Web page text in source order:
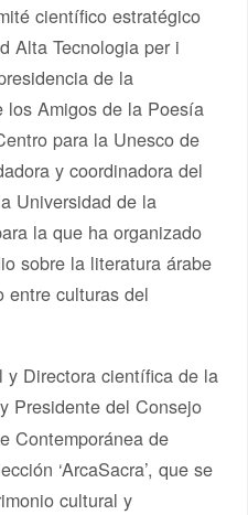
científico estratégico
Alta Tecnologia per i
de la
los Amigos de la Poesía
para la Unesco de
y coordinadora del
Universidad de la
la que ha organizado
sobre la literatura árabe
entre culturas del
y Directora científica de la
y Presidente del Consejo
Contemporánea de
‘ArcaSacra’, que se
cultural y